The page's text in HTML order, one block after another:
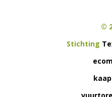
©
Stichting